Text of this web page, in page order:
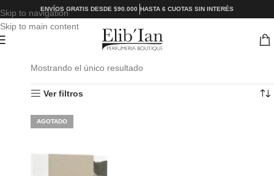
Skip to navigation
Skip to main content
ENVÍOS GRATIS DESDE $90.000 HASTA 6 CUOTAS SIN INTERÉS
Mostrando el único resultado
Ver filtros
AGOTADO